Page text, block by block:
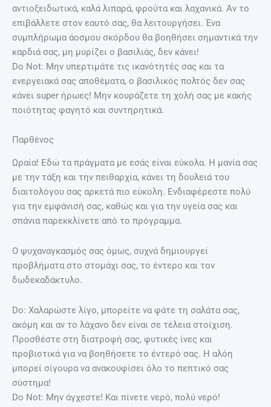
αντιοξειδωτικά, καλά λιπαρά, φρούτα και λαχανικά. Αν το
επιβάλλετε στον εαυτό σας, θα λειτουργήσει. Ένα
συμπλήρωμα άοσμου σκόρδου θα βοηθήσει σημαντικά την
καρδιά σας, μη μυρίζει ο βασιλιάς, δεν κάνει!
Do Not: Μην υπερτιμάτε τις ικανότητές σας και τα
ενεργειακά σας αποθέματα, ο βασιλικός πολτός δεν σας
κάνει super ήρωες! Μην κουράζετε τη χολή σας με κακής
ποιότητας φαγητό και συντηρητικά.
Παρθένος
Ωραία! Εδώ τα πράγματα με εσάς είναι εύκολα. Η μανία σας
με την τάξη και την πειθαρχία, κάνει τη δουλειά του
διαιτολόγου σας αρκετά πιο εύκολη. Ενδιαφέρεστε πολύ
για την εμφάνισή σας, καθώς και για την υγεία σας και
σπάνια παρεκκλίνετε από το πρόγραμμα.
Ο ψυχαναγκασμός σας όμως, συχνά δημιουργεί
προβλήματα στο στομάχι σας, το έντερο και τον
δωδεκαδάκτυλο.
Do: Χαλαρώστε λίγο, μπορείτε να φάτε τη σαλάτα σας,
ακόμη και αν το λάχανο δεν είναι σε τέλεια στοίχιση.
Προσθέστε στη διατροφή σας, φυτικές ίνες και
προβιοτικά για να βοηθήσετε το έντερό σας. Η αλόη
μπορεί σίγουρα να ανακουφίσει όλο το πεπτικό σας
σύστημα!
Do Not: Μην άγχεστε! Και πίνετε νερό, πολύ νερό!